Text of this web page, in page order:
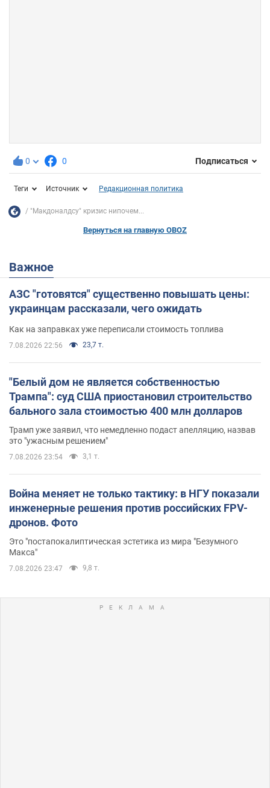
0 0 Подписаться
Теги Источник Редакционная политика
"Макдоналдсу" кризис нипочем...
Вернуться на главную OBOZ
Важное
АЗС "готовятся" существенно повышать цены:
украинцам рассказали, чего ожидать
Как на заправках уже переписали стоимость топлива
7.08.2026 22:56 23,7 т.
"Белый дом не является собственностью
Трампа": суд США приостановил строительство
бального зала стоимостью 400 млн долларов
Трамп уже заявил, что немедленно подаст апелляцию, назвав
это "ужасным решением"
7.08.2026 23:54 3,1 т.
Война меняет не только тактику: в НГУ показали
инженерные решения против российских FPV-
дронов. Фото
Это "постапокалиптическая эстетика из мира "Безумного
Макса"
7.08.2026 23:47 9,8 т.